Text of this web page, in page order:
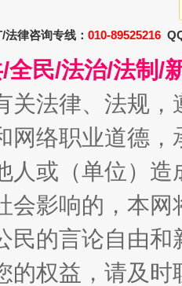
律咨询专线： 010-89525216
全民/法治/法制/
关法律、法规
网络职业道德
人或（单位）
会影响的，本
民的言论自由
的权益，请及